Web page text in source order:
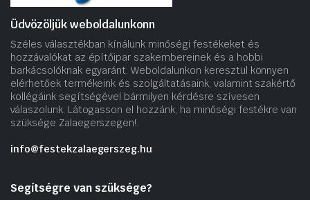
Üdvözöljük weboldalunkonn
Széles választékban kínálunk minőségi festékeket és
hozzávalókat az építőipar szakembereinek és a hobbi
barkácsolóknak egyaránt. Weboldalunkon keresztül könnyen
elérhetőek termékeink és szolgáltatásaink, valamint szakértő
kollégáink segítségével bármilyen kérdésre szívesen
válaszolunk. Látogasson el hozzánk, ha minőségi festékre van
szüksége Zalaegerszegen!.
info@festekzalaegerszeg.hu
Segítségre van szüksége?